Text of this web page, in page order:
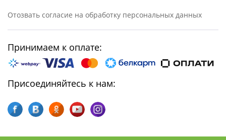
Отозвать согласие на обработку персональных данных
Принимаем к оплате:
Присоединяйтесь к нам: